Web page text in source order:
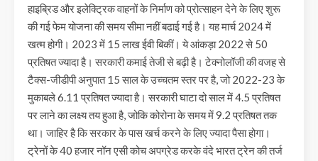
हाइब्रिड और इलेक्ट्रिक वाहनों के निर्माण को प्रोत्साहन देने के लिए शुरू
की गई फेम योजना की समय सीमा नहीं बढाई गई है। यह मार्च 2024 में
खत्म होगी। 2023 में 15 लाख ईवी बिकीं। ये आंकड़ा 2022 से 50
प्रतिषत ज्यादा है। सरकारी कमाई तेजी से बढ़ी है। टेक्नोलॉजी की वजह से
टैक्स-जीडीपी अनुपात 15 साल के उच्चतम स्तर पर है, जो 2022-23 के
मुकाबले 6.11 प्रतिषत ज्यादा है। सरकारी घाटा दो साल में 4.5 प्रतिषत
पर लाने का लक्ष्य तय हुआ है, जोकि कोरोना के समय में 9.2 प्रतिषत तक
था। जाहिर है कि सरकार के पास खर्च करने के लिए ज्यादा पैसा होगा।
ट्रेनों के 40 हजार नॉन एसी कोच अपग्रेड करके वंदे भारत ट्रेन की तर्ज